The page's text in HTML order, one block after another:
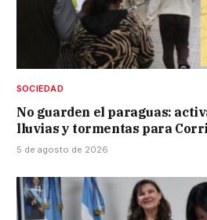
SOCIEDAD
No guarden el paraguas:
lluvias y tormentas para
5 de agosto de 2026